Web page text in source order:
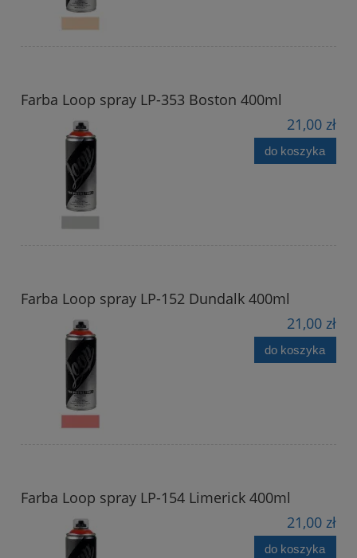
Farba Loop spray LP-353 Boston 400ml
21,00 zł
do koszyka
Farba Loop spray LP-152 Dundalk 400ml
21,00 zł
do koszyka
Farba Loop spray LP-154 Limerick 400ml
21,00 zł
do koszyka